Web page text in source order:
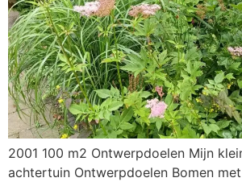
2001 100 m2 Ontwerpdoelen Mijn
achtertuin Ontwerpdoelen Bomen